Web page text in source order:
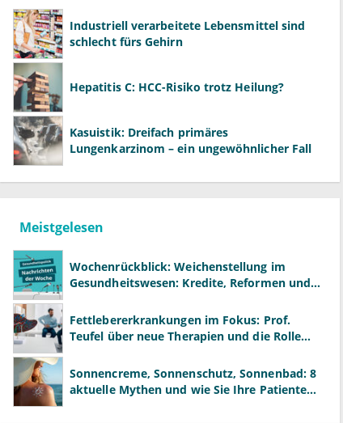
Industriell verarbeitete Lebensmittel sind
schlecht fürs Gehirn
Hepatitis C: HCC-Risiko trotz Heilung?
Kasuistik: Dreifach primäres
Lungenkarzinom – ein ungewöhnlicher Fall
Meistgelesen
Wochenrückblick: Weichenstellung im
Gesundheitswesen: Kredite, Reformen und
Fettlebererkrankungen im Fokus: Prof.
Teufel über neue Therapien und die Rolle
Sonnencreme, Sonnenschutz, Sonnenbad: 8
aktuelle Mythen und wie Sie Ihre Patienten